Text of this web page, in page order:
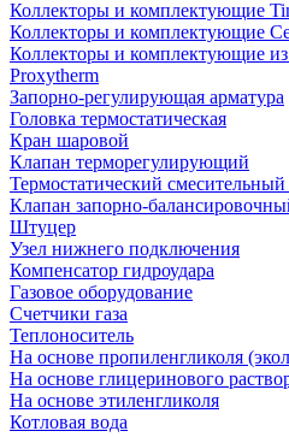
Коллекторы и комплектующие
Коллекторы и комплектующие
Коллекторы и комплектующие
Proxytherm
Запорно-регулирующая арматура
Головка термостатическая
Кран шаровой
Клапан терморегулирующий
Термостатический смесительный
Клапан запорно-
Штуцер
Узел нижнего подключения
Компенсатор гидроудара
Газовое оборудование
Счетчики газа
Теплоноситель
На основе пропиленгликоля
На основе глицеринового
На основе этиленгликоля
Котловая вода